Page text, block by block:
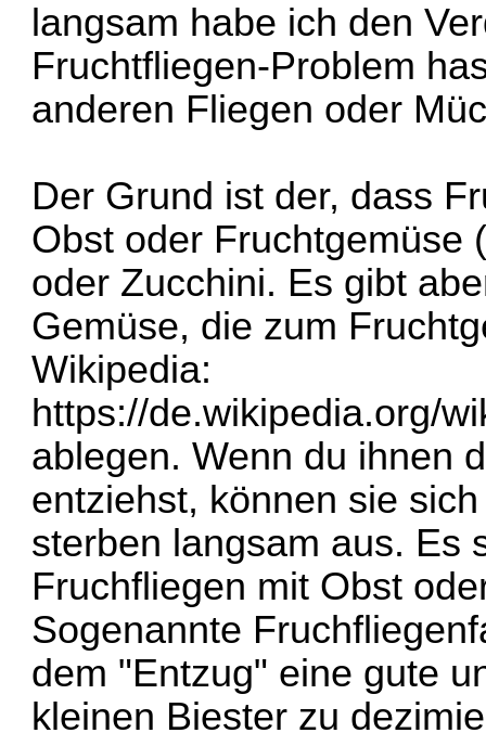
langsam habe ich den
Fruchtfliegen-Problem
anderen Fliegen oder
Der Grund ist der, dass
Obst oder Fruchtgemüse
oder Zucchini. Es gibt
Gemüse, die zum
Wikipedia:
https://de.wikipedia.org/
ablegen. Wenn du ihnen
entziehst, können sie
sterben langsam aus. Es
Fruchfliegen mit Obst
Sogenannte
dem "Entzug" eine gute
kleinen Biester zu